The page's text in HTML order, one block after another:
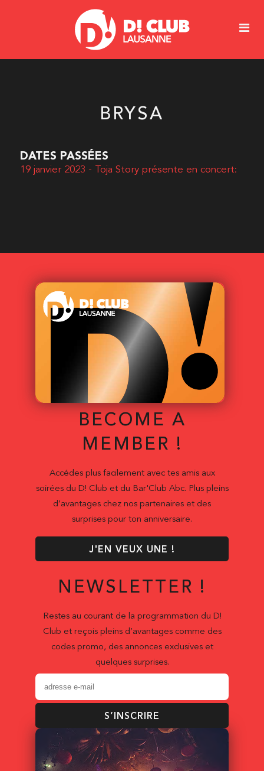
BRYSA
DATES PASSÉES
19 janvier 2023 - Toja Story présente en concert:
BECOME A
MEMBER !
Accédes plus facilement avec tes amis aux
soirées du D! Club et du Bar'Club Abc. Plus pleins
d’avantages chez nos partenaires et des
surprises pour ton anniversaire.
J'EN VEUX UNE !
NEWSLETTER !
Restes au courant de la programmation du D!
Club et reçois pleins d’avantages comme des
codes promo, des annonces exclusives et
quelques surprises.
S’INSCRIRE